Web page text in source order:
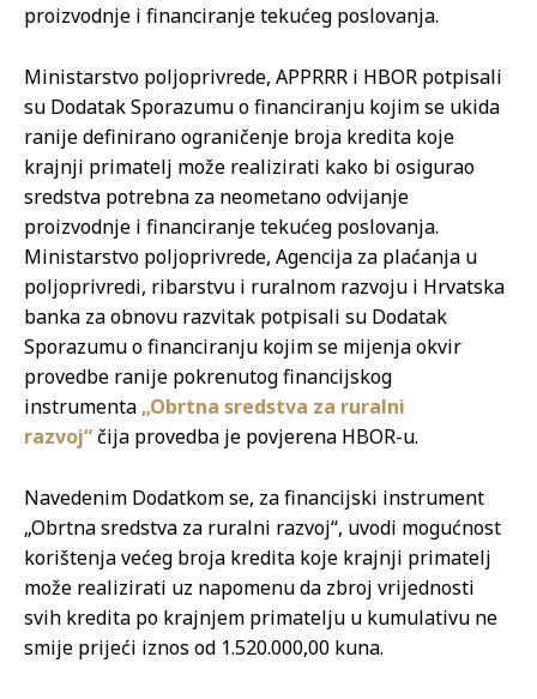
proizvodnje i financiranje tekućeg poslovanja.
Ministarstvo poljoprivrede, APPRRR i HBOR potpisali
su Dodatak Sporazumu o financiranju kojim se ukida
ranije definirano ograničenje broja kredita koje
krajnji primatelj može realizirati kako bi osigurao
sredstva potrebna za neometano odvijanje
proizvodnje i financiranje tekućeg poslovanja.
Ministarstvo poljoprivrede, Agencija za plaćanja u
poljoprivredi, ribarstvu i ruralnom razvoju i Hrvatska
banka za obnovu razvitak potpisali su Dodatak
Sporazumu o financiranju kojim se mijenja okvir
provedbe ranije pokrenutog financijskog
instrumenta „Obrtna sredstva za ruralni
razvoj“čija provedba je povjerena HBOR-u.
Navedenim Dodatkom se, za financijski instrument
„Obrtna sredstva za ruralni razvoj“, uvodi mogućnost
korištenja većeg broja kredita koje krajnji primatelj
može realizirati uz napomenu da zbroj vrijednosti
svih kredita po krajnjem primatelju u kumulativu ne
smije prijeći iznos od 1.520.000,00 kuna.